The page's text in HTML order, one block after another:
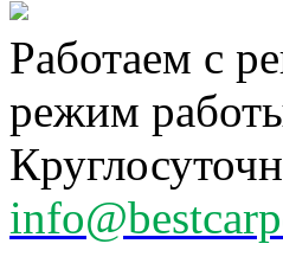
Работаем с
режим